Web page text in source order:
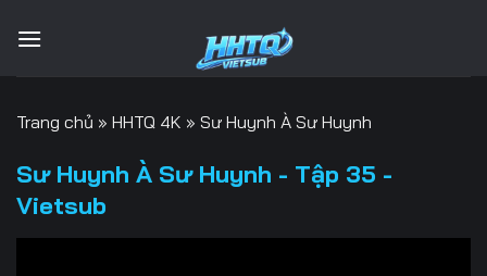
qua
Trang chủ » HHTQ 4K » Sư Huynh À Sư Huynh
Sư Huynh À Sư Huynh - Tập 35 -
Vietsub